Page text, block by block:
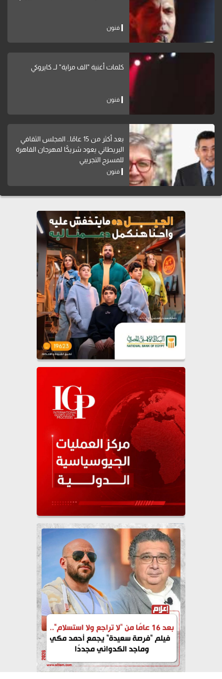
فنون
كلمات أغنية "الف مراية" لــ كايروكي
فنون
بعد أكثر من 15 عامًا.. المجلس الثقافي
البريطاني يعود شريكًا لمهرجان القاهرة
للمسرح التجريبي
فنون